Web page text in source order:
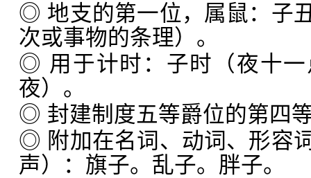
◎ 地支的第一位，属鼠：子
次或事物的条理）。
◎ 用于计时：子时（夜十
夜）。
◎ 封建制度五等爵位的第四
◎ 附加在名词、动词、形容
声）：旗子。乱子。胖子。